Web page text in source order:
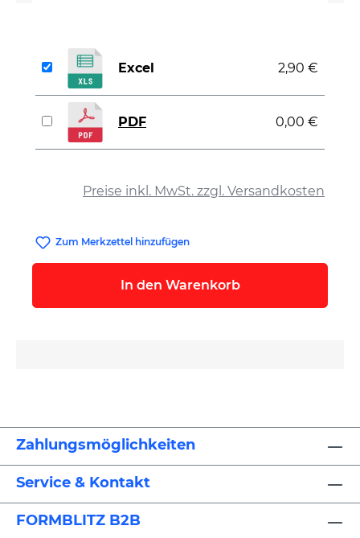
Preise inkl. MwSt. zzgl. Versandkosten
Excel 2,90 €
PDF 0,00 €
Zum Merkzettel hinzufügen
In den Warenkorb
Zahlungsmöglichkeiten
Service & Kontakt
FORMBLITZ B2B